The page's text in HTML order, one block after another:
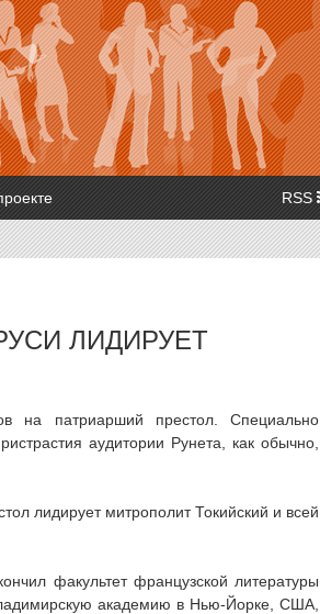
RSS
ЛИДИРУЕТ
на патриарший престол. Специально
аудитории Рунета, как обычно,
лидирует митрополит Токийский и всей
факультет французской литературы
академию в Нью-Йорке, США,